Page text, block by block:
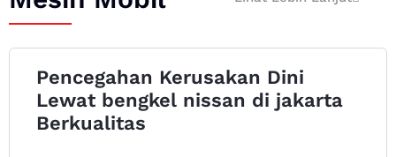
Pencegahan Kerusakan Dini
Lewat bengkel nissan di jakarta
Berkualitas